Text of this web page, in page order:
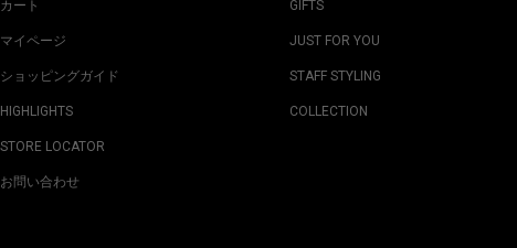
カート
マイページ
ショッピングガイド
HIGHLIGHTS
STORE LOCATOR
お問い合わせ
GIFTS
JUST FOR YOU
STAFF STYLING
COLLECTION